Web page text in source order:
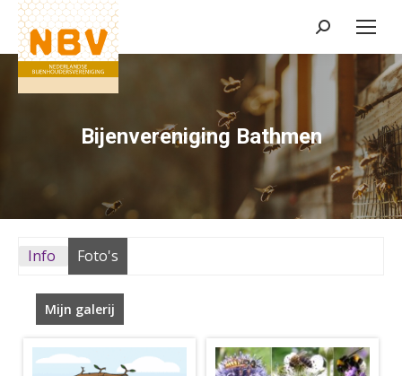
Zoeken:
Bijenvereniging Bathmen
Info Foto's
Mijn galerij